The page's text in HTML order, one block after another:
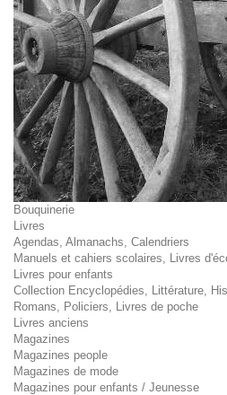
Bouquinerie
Livres
Agendas, Almanachs, Calendriers
Manuels et cahiers scolaires, Livres
Livres pour enfants
Collection Encyclopédies, Littérature,
Romans, Policiers, Livres de poche
Livres anciens
Magazines
Magazines people
Magazines de mode
Magazines pour enfants / Jeunesse